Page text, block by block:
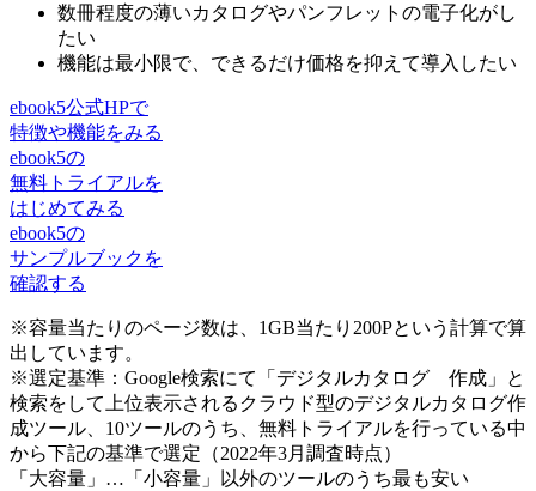
数冊程度の薄いカタログやパンフレット の電子化がし
たい
機能は最小限で、できるだけ価格を抑えて導入したい
ebook5公式HPで
特徴や機能をみる
ebook5の
無料トライアルを
はじめてみる
ebook5の
サンプルブックを
確認する
※容量当たりのページ数は、1GB当たり200Pという計算で算
出しています。
※選定基準：Google検索にて「デジタルカタログ 作成」と
検索をして上位表示されるクラウド型のデジタルカタログ作
成ツール、10ツールのうち、無料トライアルを行っている中
から下記の基準で選定（2022年3月調査時点）
「大容量」…「小容量」以外のツールのうち最も安い